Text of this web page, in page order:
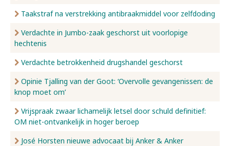
Taakstraf na verstrekking antibraakmiddel voor zelfdoding
Verdachte in Jumbo-zaak geschorst uit voorlopige
hechtenis
Verdachte betrokkenheid drugshandel geschorst
Opinie Tjalling van der Goot: ‘Overvolle gevangenissen: de
knop moet om’
Vrijspraak zwaar lichamelijk letsel door schuld definitief:
OM niet-ontvankelijk in hoger beroep
José Horsten nieuwe advocaat bij Anker & Anker